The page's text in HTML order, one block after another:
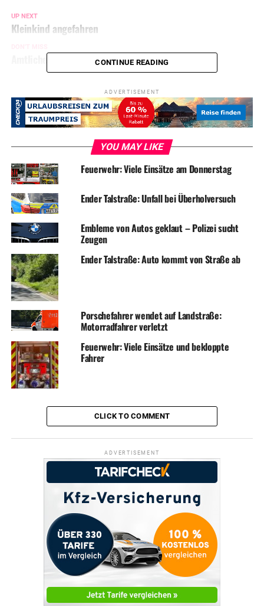
UP NEXT
Kleinkind angefahren
Amtliche UnwetterwarnungCONTINUE READING
ADVERTISEMENT
YOU MAY LIKE
Feuerwehr: Viele Einsätze am Donnerstag
Ender Talstraße: Unfall bei Überholversuch
Embleme von Autos geklaut – Polizei sucht
Zeugen
Ender Talstraße: Auto kommt von Straße ab
Porschefahrer wendet auf Landstraße:
Motorradfahrer verletzt
Feuerwehr: Viele Einsätze und bekloppte
Fahrer
CLICK TO COMMENT
ADVERTISEMENT